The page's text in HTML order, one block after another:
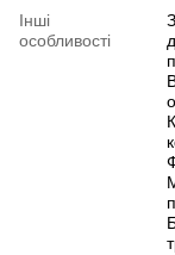
Інші
особливості